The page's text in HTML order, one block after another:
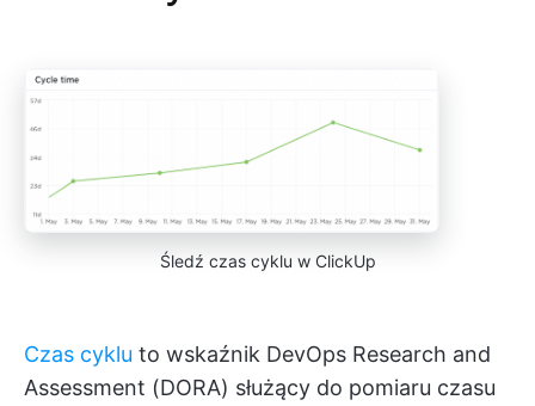
Śledź czas cyklu w ClickUp
Czas cyklu to wskaźnik DevOps Research and
Assessment (DORA) służący do pomiaru czasu